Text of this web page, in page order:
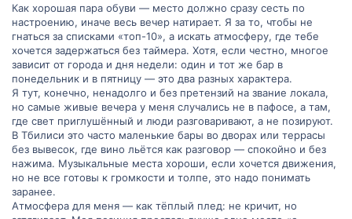
Как хорошая пара обуви — место должно сразу сесть по
настроению, иначе весь вечер натирает. Я за то, чтобы не
гнаться за списками «топ-10», а искать атмосферу, где тебе
хочется задержаться без таймера. Хотя, если честно, многое
зависит от города и дня недели: один и тот же бар в
понедельник и в пятницу — это два разных характера.
Я тут, конечно, ненадолго и без претензий на звание локала,
но самые живые вечера у меня случались не в пафосе, а там,
где свет приглушённый и люди разговаривают, а не позируют.
В Тбилиси это часто маленькие бары во дворах или террасы
без вывесок, где вино льётся как разговор — спокойно и без
нажима. Музыкальные места хороши, если хочется движения,
но не все готовы к громкости и толпе, это надо понимать
заранее.
Атмосфера для меня — как тёплый плед: не кричит, но